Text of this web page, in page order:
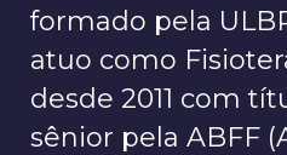
formado pela
atuo como
desde 2011 com
sênior pela ABFF